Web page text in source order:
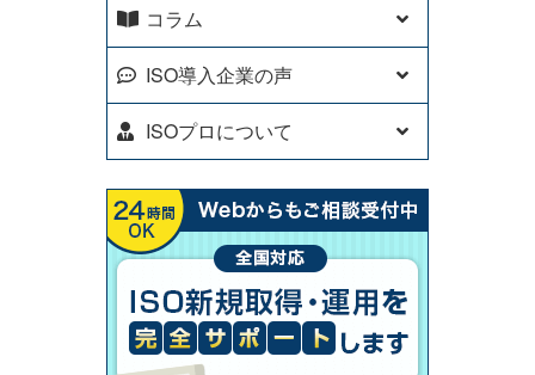
コラム
ISO導入企業の声
ISOプロについて